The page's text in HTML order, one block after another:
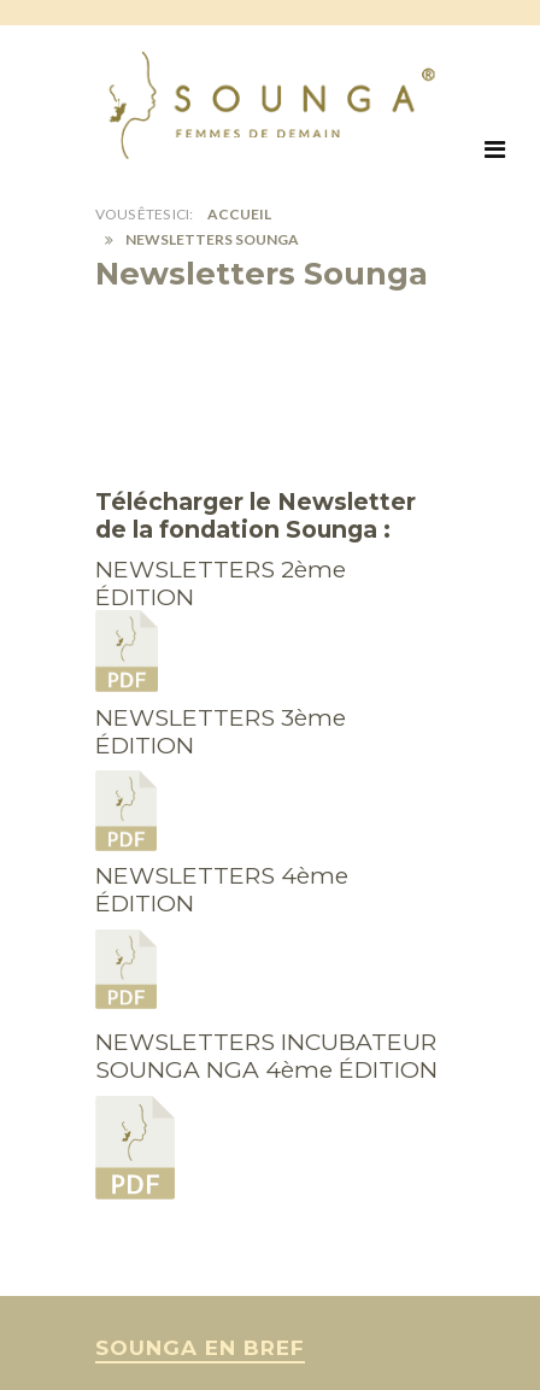
ACCUEIL
NEWSLETTERS SOUNGA
Newsletters Sounga
Télécharger le Newsletter
de la fondation Sounga :
NEWSLETTERS 2ème
ÉDITION
NEWSLETTERS 3ème
ÉDITION
NEWSLETTERS 4ème
ÉDITION
NEWSLETTERS INCUBATEUR
SOUNGA NGA 4ème ÉDITION
SOUNGA EN BREF